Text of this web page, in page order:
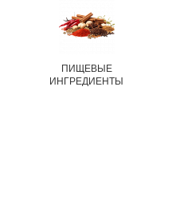
ПИЩЕВЫЕ
ИНГРЕДИЕНТЫ